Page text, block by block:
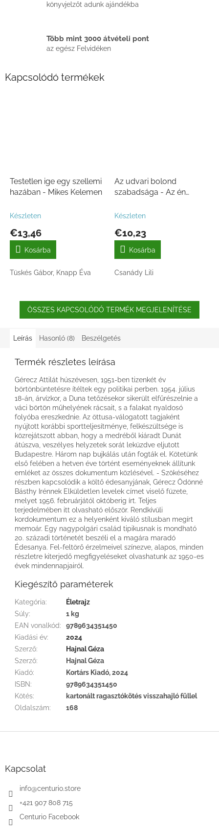
könyvjelzőt adunk ajándékba
Több mint 3000 átvételi pont
az egész Felvidéken
Kapcsolódó termékek
Testetlen ige egy szellemi
hazában - Mikes Kelemen
Készleten
€13,46
Kosárba
Tüskés Gábor, Knapp Éva
Az udvari bolond
szabadsága - Az én
1991
Készleten
€10,23
Kosárba
Csanády Lili
ÖSSZES KAPCSOLÓDÓ TERMÉK MEGJELENÍTÉSE
Leírás Hasonló (8) Beszélgetés
Termék részletes leírása
Gérecz Attilát húszévesen, 1951-ben tizenkét év
börtönbüntetésre ítéltek egy politikai perben. 1954. július
18-án, árvízkor, a Duna tetőzésekor sikerült elfűrészelnie a
váci börtön műhelyének rácsait, s a falakat nyaldosó
folyóba ereszkednie. Az öttusa-válogatott tagjaként
nyújtott korábbi sportteljesítménye, felkészültsége is
közrejátszott abban, hogy a medréből kiáradt Dunát
átúszva, veszélyes helyzetek sorát leküzdve eljutott
Budapestre. Három nap bujkálás után fogták el. Kötetünk
első felében a hetven éve történt eseményeknek állítunk
emléket az összes dokumentum közlésével. - Szökéséhez
részben kapcsolódik a költő édesanyjának, Gérecz Ödönné
Básthy Irénnek Elküldetlen levelek címet viselő füzete,
melyet 1956. februárjától októberig írt. Teljes
terjedelmében itt olvasható először. Rendkívüli
kordokumentum ez a helyenként kiváló stílusban megírt
memoár. Egy nagypolgári család tipikusnak is mondható
20. századi történetét beszéli el a magára maradó
Édesanya. Fel-feltörő érzelmeivel színezve, alapos, minden
részletre kiterjedő megfigyeléseket olvashatunk az 1950-es
évek mindennapjairól.
Kiegészítő paraméterek
Kategória:
Életrajz
Súly:
1 kg
EAN vonalkód:
9789634351450
Kiadási év:
2024
Szerző:
Hajnal Géza
Szerző:
Hajnal Géza
Kiadó:
Kortárs Kiadó, 2024
ISBN:
9789634351450
Kötés:
kartonált ragasztókötés visszahajló füllel
Oldalszám: 168
Kapcsolat
info@centurio.store
+421 907 808 715
Centurio Facebook